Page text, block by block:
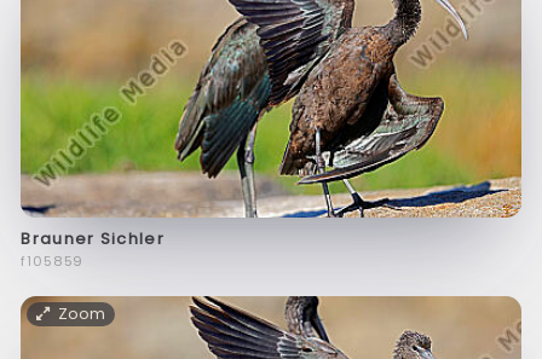
Brauner Sichler
f105859
Zoom